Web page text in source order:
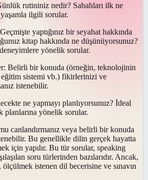
rutininiz nedir? Sabahları ilk ne
ilgili sorular.
yaptığınız bir seyahat hakkında
kitap hakkında ne düşünüyorsunuz?
yönelik sorular.
Belirli bir konuda (örneğin, teknolojinin
eğitim sistemi vb.) fikirlerinizi ve
istenebilir.
ne yapmayı planlıyorsunuz? İdeal
planlarına yönelik sorular.
canlandırmanız veya belirli bir konuda
Bu genellikle dilin gerçek hayatta
için yapılır. Bu tür sorular, speaking
soru türlerinden bazılarıdır. Ancak,
ölçülmek istenen dil becerisine ve sınavın